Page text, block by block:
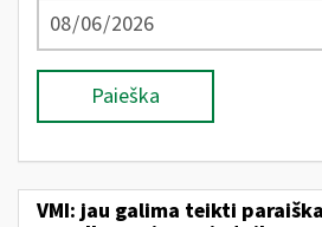
Paieška
VMI: jau galima teikti